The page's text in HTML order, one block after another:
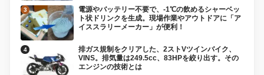
電源やバッテリー不要で、-1℃の飲めるシャーベッ
ト状ドリンクを生成。現場作業やアウトドアに「ア
イススラリーメーカー」が便利！
排ガス規制をクリアした、2ストVツインバイク、
VINS。排気量は249.5cc、83HPを絞り出す。その
エンジンの技術とは